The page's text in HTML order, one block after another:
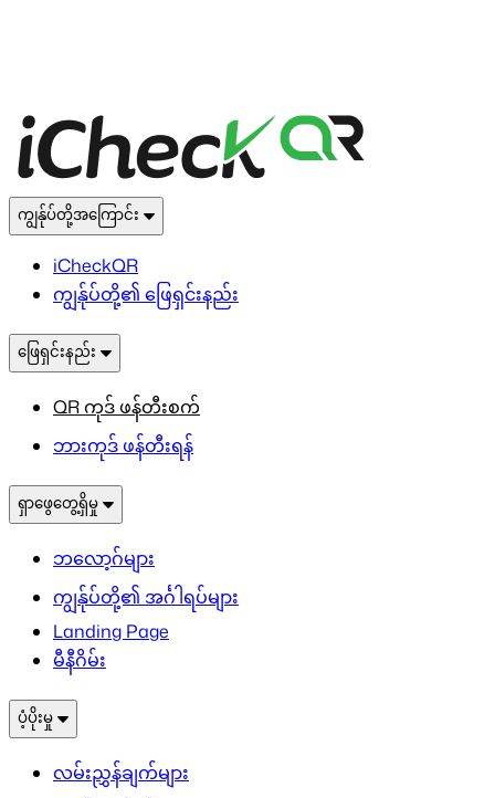
ကျွန်ုပ်တို့အကြောင်း
iCheckQR
ကျွန်ုပ်တို့၏ ဖြေရှင်းနည်း
ဖြေရှင်းနည်း
QR ကုဒ် ဖန်တီးစက်
ဘားကုဒ် ဖန်တီးရန်
ရှာဖွေတွေ့ရှိမှု
ဘလော့ဂ်များ
ကျွန်ုပ်တို့၏ အင်္ဂါရပ်များ
Landing Page
မီနီဂိမ်း
ပံ့ပိုးမှု
လမ်းညွှန်ချက်များ